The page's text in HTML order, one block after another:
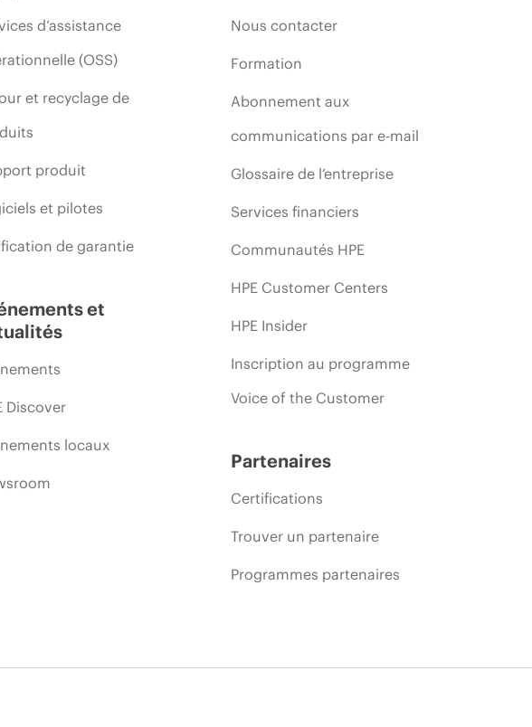
d’assistance
(OSS)
et recyclage de
produit
et pilotes
de garantie
et
Discover
locaux
Nous contacter
Formation
Abonnement aux
communications par e-mail
Glossaire de l’entreprise
Services financiers
Communautés HPE
HPE Customer Centers
HPE Insider
Inscription au programme
Voice of the Customer
Partenaires
Certifications
Trouver un partenaire
Programmes partenaires